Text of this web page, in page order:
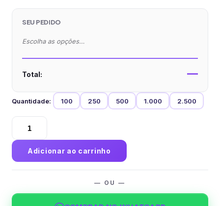
SEU PEDIDO
Escolha as opções…
Total: —
Quantidade: 100 250 500 1.000 2.500
Impressão
Preto
e
Branco
—
A4
Adicionar ao carrinho
— OU —